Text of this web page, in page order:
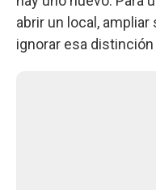
abrir un local,
ignorar esa